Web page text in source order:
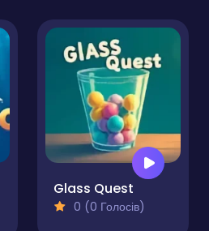
Glass Quest
0 (0 Голосів)